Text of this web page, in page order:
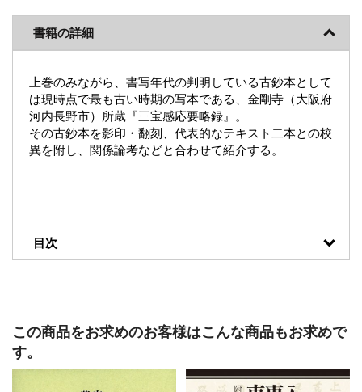
書籍の詳細
上巻のみながら、書写年代の判明している古鈔本として
は現時点で最も古い時期の写本である、金剛寺（大阪府
河内長野市）所蔵『三宝感応要略録』。
その古鈔本を影印・翻刻、代表的なテキスト二本との校
異を附し、関係論考などと合わせて紹介する。
目次
この商品をお求めのお客様はこんな商品もお求めで
す。